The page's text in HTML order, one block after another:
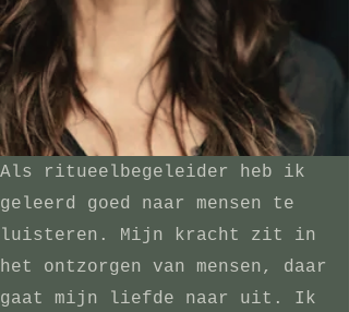
Als ritueelbegeleider heb ik
geleerd goed naar mensen te
luisteren. Mijn kracht zit in
het ontzorgen van mensen, daar
gaat mijn liefde naar uit. Ik